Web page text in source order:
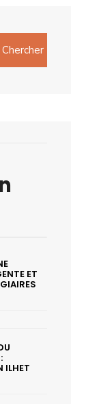
Chercher
ET
ILHET